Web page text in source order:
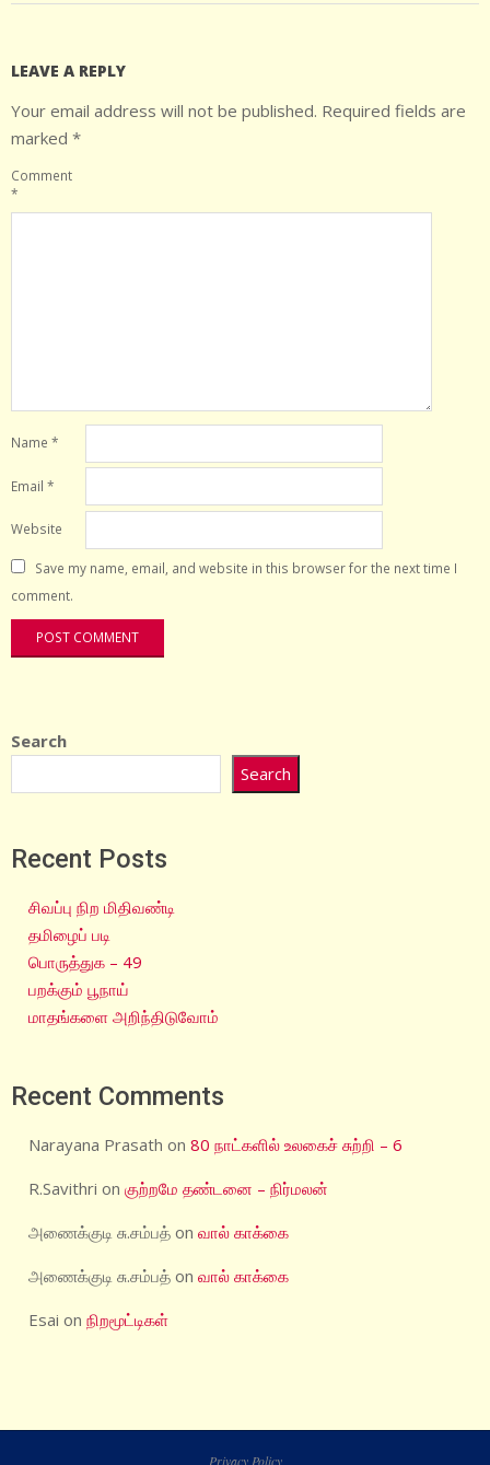
LEAVE A REPLY
Your email address will not be published. Required fields are
marked *
Comment
*
Name *
Email *
Website
Save my name, email, and website in this browser for the next time I
comment.
Search
Search
Recent Posts
சிவப்பு நிற மிதிவண்டி
தமிழைப் படி
பொருத்துக – 49
பறக்கும் பூநாய்
மாதங்களை அறிந்திடுவோம்
Recent Comments
Narayana Prasath on80 நாட்களில் உலகைச் சுற்றி – 6
R.Savithri onகுற்றமே தண்டனை – நிர்மலன்
அணைக்குடி சு.சம்பத் onவால் காக்கை
அணைக்குடி சு.சம்பத் onவால் காக்கை
Esai onநிறமூட்டிகள்
Privacy Policy